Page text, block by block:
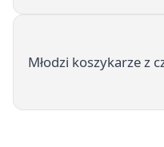
Młodzi koszykarze z